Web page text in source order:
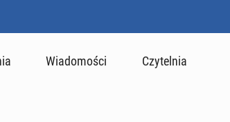
Wiadomości Czytelnia